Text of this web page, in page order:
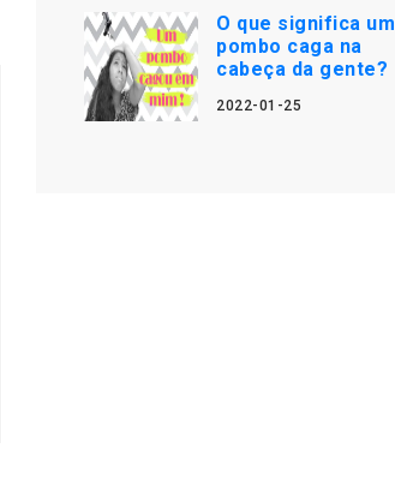
O que significa um
pombo caga na
cabeça da gente?
2022-01-25